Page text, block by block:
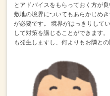
とアドバイスをもらっておく方が良
敷地の境界についてもあらかじめ
が必要です。
境界がはっきりして
して対策を講じることができます。
も発生しますし、何よりもお隣と